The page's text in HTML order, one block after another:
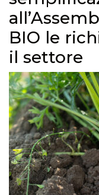
BIO le
il settore